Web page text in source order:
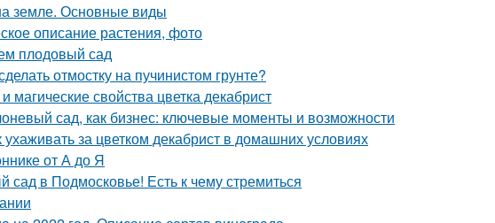
земле. Основные виды
описание растения, фото
плодовый сад
отмостку на пучинистом грунте?
свойства цветка декабрист
сад, как бизнес: ключевые моменты и возможности
за цветком декабрист в домашних условиях
от А до Я
в Подмосковье! Есть к чему стремиться